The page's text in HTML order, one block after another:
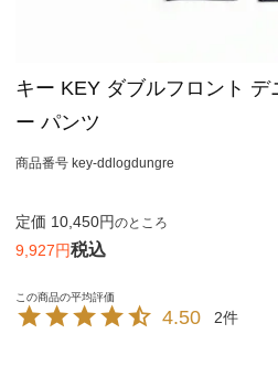
キー KEY ダブルフロント デ
ー パンツ
商品番号 key-ddlogdungre
定価 10,450 のところ
9,927 税込
4.50 2